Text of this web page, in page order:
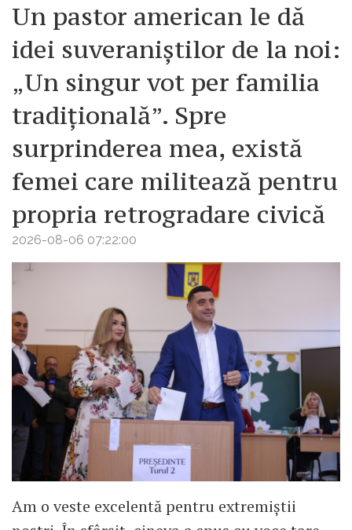
Un pastor american le dă
idei suveraniștilor de la noi:
„Un singur vot per familia
tradițională”. Spre
surprinderea mea, există
femei care militează pentru
propria retrogradare civică
2026-08-06 07:22:00
Am o veste excelentă pentru extremiștii